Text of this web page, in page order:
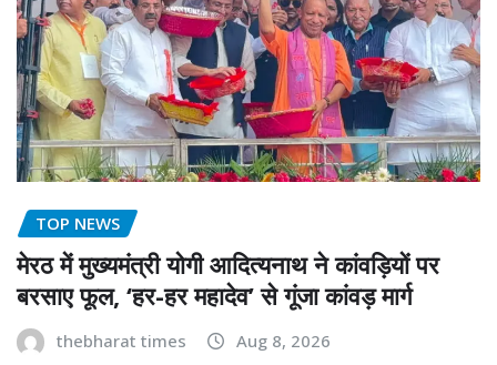
TOP NEWS
मेरठ में मुख्यमंत्री योगी आदित्यनाथ ने कांवड़ियों पर
बरसाए फूल, ‘हर-हर महादेव’ से गूंजा कांवड़ मार्ग
thebharat times Aug 8, 2026